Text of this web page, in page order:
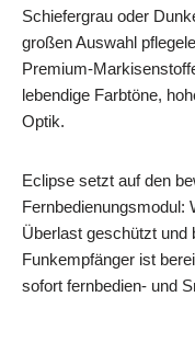
Schiefergrau oder
großen Auswahl
Premium-
lebendige Farbtöne,
Optik.
Eclipse setzt auf den
Fernbedienungsmodul:
Überlast geschützt und
Funkempfänger ist
sofort fernbedien- und